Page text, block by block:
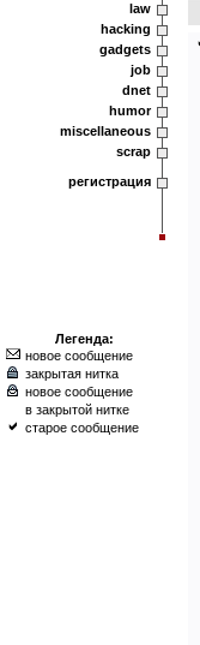
law
hacking
gadgets
job
dnet
humor
miscellaneous
scrap
регистрация
Легенда:
новое сообщение
закрытая нитка
новое сообщение
в закрытой нитке
старое сообщение